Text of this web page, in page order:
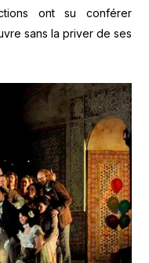
ont su conférer
sans la priver de ses